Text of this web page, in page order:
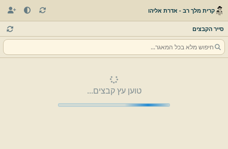
קרית מלך רב - אדרת אליהו
סייר הקבצים
טוען עץ קבצים...